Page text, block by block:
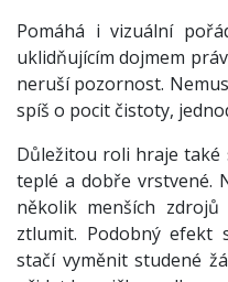
Pomáhá i vizuální
uklidňujícím dojmem
neruší pozornost.
spíš o pocit čistoty,
Důležitou roli hraje také
teplé a dobře vrstvené.
několik menších
ztlumit. Podobný efekt
stačí vyměnit studené